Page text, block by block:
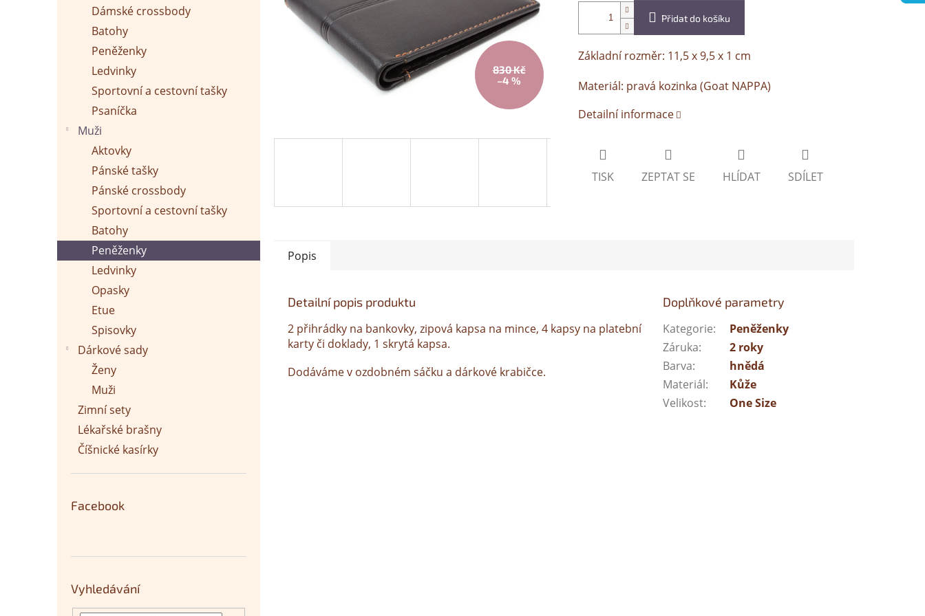
Dámské crossbody
Batohy
Peněženky
Ledvinky
Sportovní a cestovní tašky
Psaníčka
Muži
Aktovky
Pánské tašky
Pánské crossbody
Sportovní a cestovní tašky
Batohy
Peněženky
Ledvinky
Opasky
Etue
Spisovky
Dárkové sady
Ženy
Muži
Zimní sety
Lékařské brašny
Číšnické kasírky
Facebook
Vyhledávání
830 Kč
–4 %
Přidat do košíku
Základní rozměr: 11,5 x 9,5 x 1 cm
Materiál: pravá kozinka (Goat NAPPA)
Detailní informace
TISK ZEPTAT SE HLÍDAT SDÍLET
Popis
Detailní popis produktu
2 přihrádky na bankovky, zipová kapsa na mince, 4 kapsy na platební
karty či doklady, 1 skrytá kapsa.
Dodáváme v ozdobném sáčku a dárkové krabičce.
Doplňkové parametry
Kategorie:
Peněženky
Záruka:
2 roky
Barva:
hnědá
Materiál:
Kůže
Velikost: One Size